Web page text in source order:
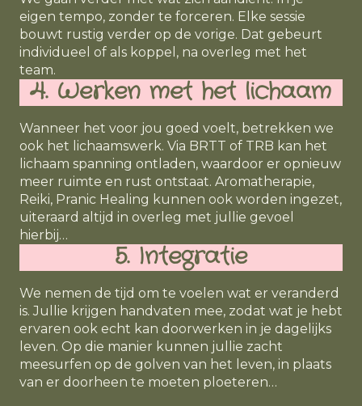
eigen tempo, zonder te forceren. Elke sessie
bouwt rustig verder op de vorige. Dat gebeurt
individueel of als koppel, na overleg met het
team.
4. Werken met het lichaam
Wanneer het voor jou goed voelt, betrekken we
ook het lichaamswerk. Via BRTT of TRB kan het
lichaam spanning ontladen, waardoor er opnieuw
meer ruimte en rust ontstaat. Aromatherapie,
Reiki, Pranic Healing kunnen ook worden ingezet,
uiteraard altijd in overleg met jullie gevoel
hierbij…
5. Integratie
We nemen de tijd om te voelen wat er veranderd
is. Jullie krijgen handvaten mee, zodat wat je hebt
ervaren ook echt kan doorwerken in je dagelijks
leven. Op die manier kunnen jullie zacht
meesurfen op de golven van het leven, in plaats
van er doorheen te moeten ploeteren…